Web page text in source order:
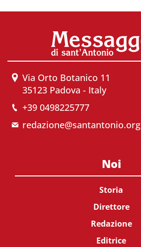
Via Orto Botanico 11
35123 Padova - Italy
+39 0498225777
redazione@santantonio.org
Noi
Storia
Direttore
Redazione
Editrice